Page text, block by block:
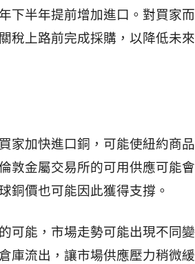
下半年提前增加進口。對買家而
稅上路前完成採購，以降低未
家加快進口銅，可能使紐約商
敦金屬交易所的可用供應可能
銅價也可能因此獲得支撐。
可能，市場走勢可能出現不同變
庫流出，讓市場供應壓力稍微緩